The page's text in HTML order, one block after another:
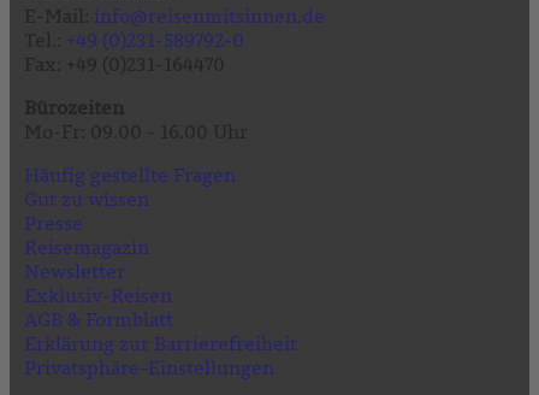
info@reisenmitsinnen.de
+49 (0)231-589792-0
Häufig gestellte Fragen
Gut zu wissen
Presse
Reisemagazin
Newsletter
Exklusiv-Reisen
AGB & Formblatt
Erklärung zur Barrierefreiheit
Privatsphäre-Einstellungen